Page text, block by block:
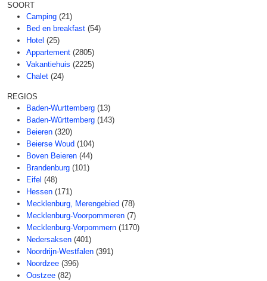
SOORT
Camping (21)
Bed en breakfast (54)
Hotel (25)
Appartement (2805)
Vakantiehuis (2225)
Chalet (24)
REGIOS
Baden-Wurttemberg (13)
Baden-Württemberg (143)
Beieren (320)
Beierse Woud (104)
Boven Beieren (44)
Brandenburg (101)
Eifel (48)
Hessen (171)
Mecklenburg, Merengebied (78)
Mecklenburg-Voorpommeren (7)
Mecklenburg-Vorpommern (1170)
Nedersaksen (401)
Noordrijn-Westfalen (391)
Noordzee (396)
Oostzee (82)